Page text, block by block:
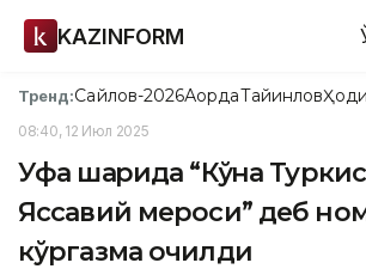
KAZINFORM
Тренд:Сайлов-2026АқордаТайинлов
08:40, 12 Июл 2025
Уфа шаҳрида “Кўҳна
Яссавий мероси” деб
кўргазма очилди